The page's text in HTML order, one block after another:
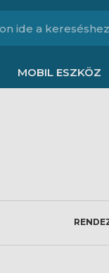
MOBIL ESZKÖZ